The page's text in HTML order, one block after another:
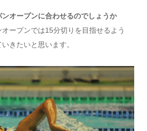
オープンに合わせるのでしょうか
ープンでは15分切りを目指せるよう
きたいと思います。